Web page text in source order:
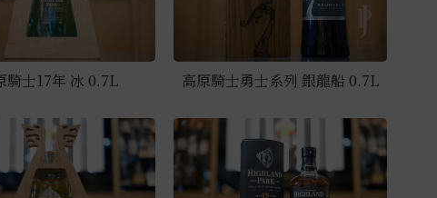
騎士17年 冰 0.7L 高原騎士勇士系列 銀龍船 0.7L